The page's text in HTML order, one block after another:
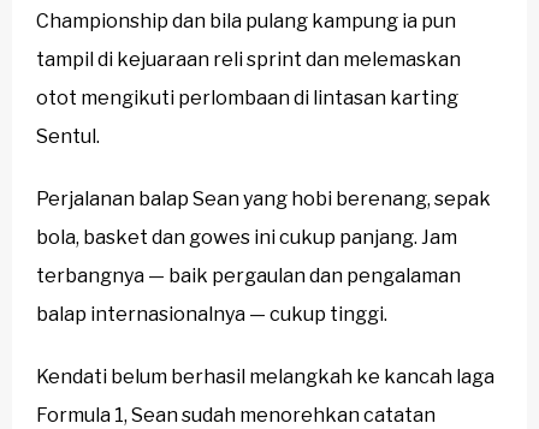
Championship dan bila pulang kampung ia pun
tampil di kejuaraan reli sprint dan melemaskan
otot mengikuti perlombaan di lintasan karting
Sentul.
Perjalanan balap Sean yang hobi berenang, sepak
bola, basket dan gowes ini cukup panjang. Jam
terbangnya — baik pergaulan dan pengalaman
balap internasionalnya — cukup tinggi.
Kendati belum berhasil melangkah ke kancah laga
Formula 1, Sean sudah menorehkan catatan